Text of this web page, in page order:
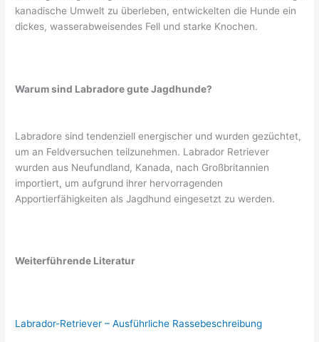
kanadische Umwelt zu überleben, entwickelten die Hunde ein
dickes, wasserabweisendes Fell und starke Knochen.
Warum sind Labradore gute Jagdhunde?
Labradore sind tendenziell energischer und wurden gezüchtet,
um an Feldversuchen teilzunehmen. Labrador Retriever
wurden aus Neufundland, Kanada, nach Großbritannien
importiert, um aufgrund ihrer hervorragenden
Apportierfähigkeiten als Jagdhund eingesetzt zu werden.
Weiterführende Literatur
Labrador-Retriever – Ausführliche Rassebeschreibung